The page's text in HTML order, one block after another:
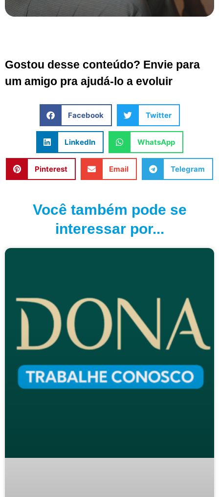
Gostou desse conteúdo? Envie para
um amigo pra ajudá-lo a evoluir
Facebook Twitter
LinkedIn WhatsApp
Pinterest Email Telegram
Você também pode se
interessar por...